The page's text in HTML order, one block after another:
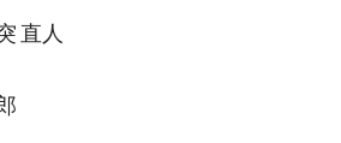
直人